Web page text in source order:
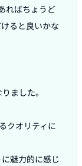
ればちょうど
ると良いかな
ました。
クオリティに
魅力的に感じ